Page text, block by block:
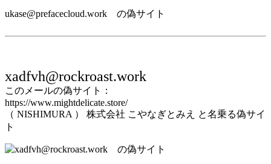
ukase@prefacecloud.work の偽サイト
xadfvh@rockroast.work
このメールの偽サイト：
https://www.mightdelicate.store/
（ NISHIMURA ） 株式会社 こやなぎとみえ と名乗る偽サイ
ト